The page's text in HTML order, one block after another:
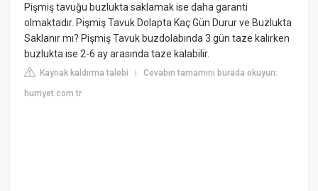
Pişmiş tavuğu buzlukta saklamak ise daha garanti
olmaktadır. Pişmiş Tavuk Dolapta Kaç Gün Durur ve Buzlukta
Saklanır mı? Pişmiş Tavuk buzdolabında 3 gün taze kalırken
buzlukta ise 2-6 ay arasında taze kalabilir.
Kaynak kaldırma talebi |Cevabın tamamını burada okuyun:
hurriyet.com.tr